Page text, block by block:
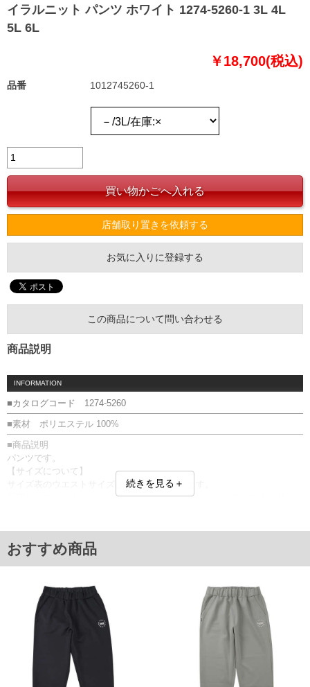
イラルニット パンツ ホワイト 1274-5260-1 3L 4L
5L 6L
￥18,700(税込)
品番 1012745260-1
店舗取り置きを依頼する
お気に入りに登録する
この商品について問い合わせる
商品説明
INFORMATION
■カタログコード 1274-5260
■素材 ポリエステル 100%
■商品説明
パンツです。
【サイズについて】
サイズ表のウエストサイズは適応範囲となります。
前閉じ／ウエストシャーリング(調節ひも有)／サイド・ファスナー付バッ
■サイズ表
サイズ/ウエスト/股下/わたり幅/ヒップ
4L/105～120/75/39/137
5L/115～130/75/42/145
6L/125～140/75/44/153
単位はcm
※【返品交換について】
返品交換希望の方は、商品到着後1週間以内にご連絡ください。
下着(肌着)やワイシャツは商品の性質上、返品交換不可とさせて頂いております。予め
ご了承くださいませ。
続きを見る＋
おすすめ商品